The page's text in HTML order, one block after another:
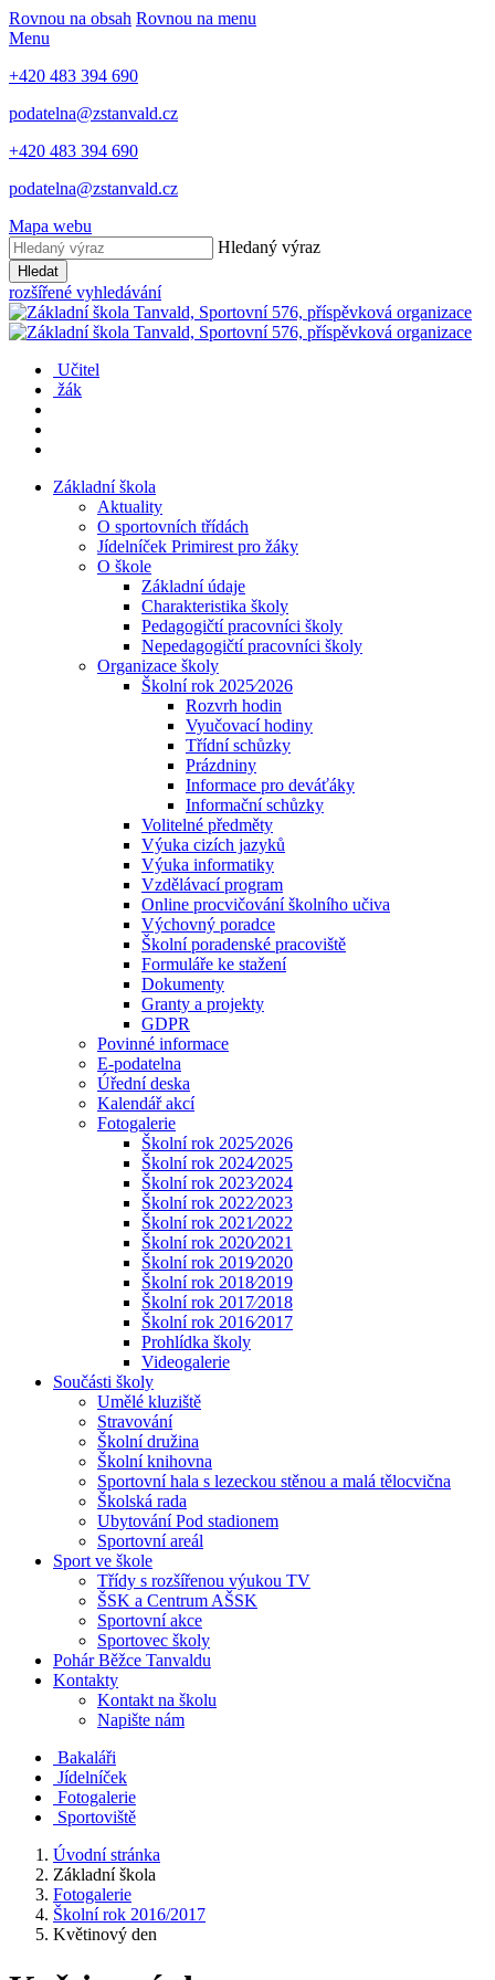
Rovnou na obsah Rovnou na menu
Menu
+420 483 394 690
podatelna@zstanvald.cz
+420 483 394 690
podatelna@zstanvald.cz
Mapa webu
Hledaný výraz
Hledat
rozšířené vyhledávání
Učitel
žák
Základní škola
Aktuality
O sportovních třídách
Jídelníček Primirest pro žáky
O škole
Základní údaje
Charakteristika školy
Pedagogičtí pracovníci školy
Nepedagogičtí pracovníci školy
Organizace školy
Školní rok 2025⁄2026
Rozvrh hodin
Vyučovací hodiny
Třídní schůzky
Prázdniny
Informace pro deváťáky
Informační schůzky
Volitelné předměty
Výuka cizích jazyků
Výuka informatiky
Vzdělávací program
Online procvičování školního učiva
Výchovný poradce
Školní poradenské pracoviště
Formuláře ke stažení
Dokumenty
Granty a projekty
GDPR
Povinné informace
E-podatelna
Úřední deska
Kalendář akcí
Fotogalerie
Školní rok 2025⁄2026
Školní rok 2024⁄2025
Školní rok 2023⁄2024
Školní rok 2022⁄2023
Školní rok 2021⁄2022
Školní rok 2020⁄2021
Školní rok 2019⁄2020
Školní rok 2018⁄2019
Školní rok 2017⁄2018
Školní rok 2016⁄2017
Prohlídka školy
Videogalerie
Součásti školy
Umělé kluziště
Stravování
Školní družina
Školní knihovna
Sportovní hala s lezeckou stěnou a malá tělocvična
Školská rada
Ubytování Pod stadionem
Sportovní areál
Sport ve škole
Třídy s rozšířenou výukou TV
ŠSK a Centrum AŠSK
Sportovní akce
Sportovec školy
Pohár Běžce Tanvaldu
Kontakty
Kontakt na školu
Napište nám
Bakaláři
Jídelníček
Fotogalerie
Sportoviště
Úvodní stránka
Základní škola
Fotogalerie
Školní rok 2016/2017
Květinový den